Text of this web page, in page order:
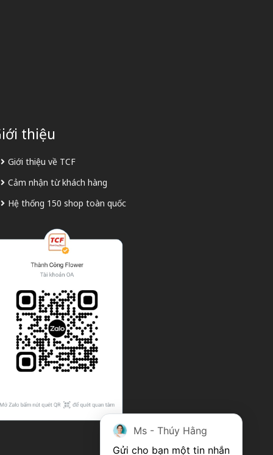
thiệu
Giới thiệu về TCF
Cảm nhận từ khách hàng
Hệ thống 150 shop toàn quốc
Ms - Thúy Hằng
Gửi cho bạn một tin nhắn